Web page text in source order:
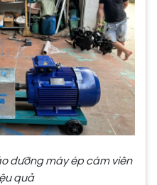
dưỡng máy ép cám viên
quả